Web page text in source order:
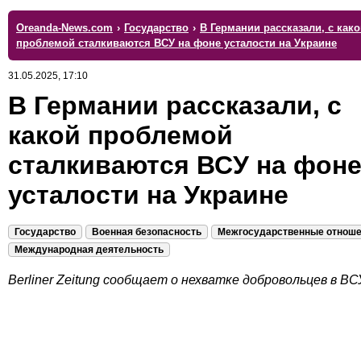
Oreanda-News.com › Государство › В Германии рассказали, с
проблемой сталкиваются ВСУ на фоне усталости на Украине
31.05.2025, 17:10
В Германии рассказали, с
какой проблемой
сталкиваются ВСУ на фоне
усталости на Украине
Государство Военная безопасность
Межгосударственные
Международная деятельность
Berliner Zeitung сообщает о нехватке добровольцев в